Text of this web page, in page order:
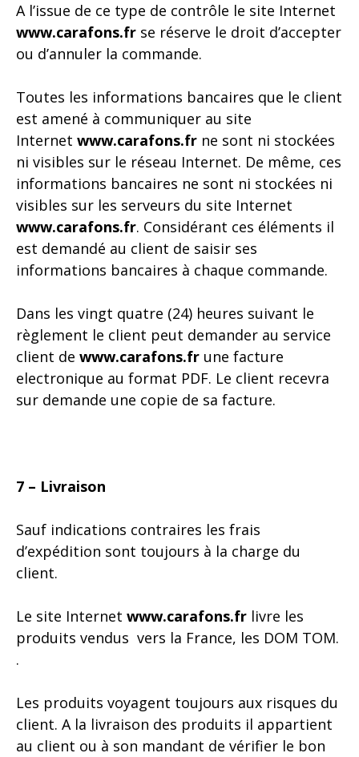
A l’issue de ce type de contrôle le site Internet
www.carafons.fr se réserve le droit d’accepter
ou d’annuler la commande.
Toutes les informations bancaires que le client
est amené à communiquer au site
Internet www.carafons.fr ne sont ni stockées
ni visibles sur le réseau Internet. De même, ces
informations bancaires ne sont ni stockées ni
visibles sur les serveurs du site Internet
www.carafons.fr. Considérant ces éléments il
est demandé au client de saisir ses
informations bancaires à chaque commande.
Dans les vingt quatre (24) heures suivant le
règlement le client peut demander au service
client de www.carafons.fr une facture
electronique au format PDF. Le client recevra
sur demande une copie de sa facture.
7 – Livraison
Sauf indications contraires les frais
d’expédition sont toujours à la charge du
client.
Le site Internet www.carafons.fr livre les
produits vendus vers la France, les DOM TOM.
.
Les produits voyagent toujours aux risques du
client. A la livraison des produits il appartient
au client ou à son mandant de vérifier le bon